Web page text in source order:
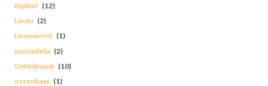
Kipfilet (12)
Lardo (2)
Leverworst (1)
mortadella (2)
Ontbijtspek (10)
ossenhaas (1)